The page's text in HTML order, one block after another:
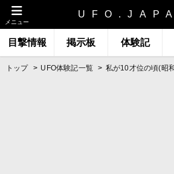
メニュー
目撃情報 掲示板 体験記
トップ UFO体験記一覧 私が10才位の頃(昭